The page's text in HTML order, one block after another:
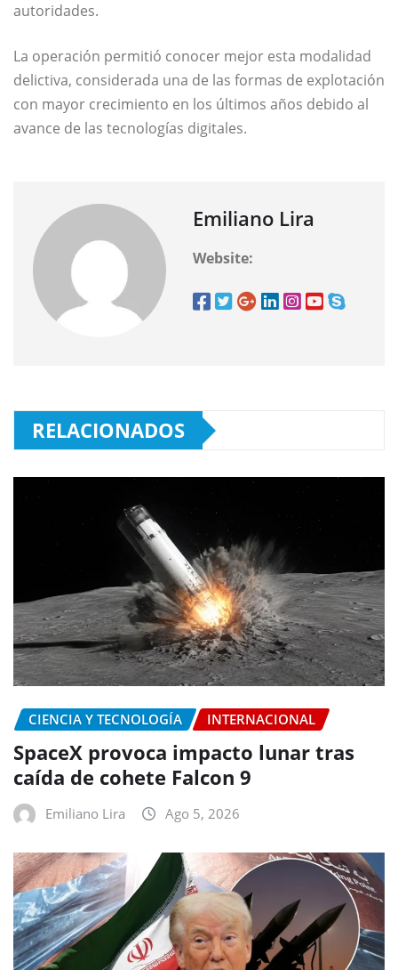
autoridades.
La operación permitió conocer mejor esta modalidad
delictiva, considerada una de las formas de explotación
con mayor crecimiento en los últimos años debido al
avance de las tecnologías digitales.
Emiliano Lira
Website:
RELACIONADOS
CIENCIA Y TECNOLOGÍA INTERNACIONAL
SpaceX provoca impacto lunar tras
caída de cohete Falcon 9
Emiliano Lira Ago 5, 2026